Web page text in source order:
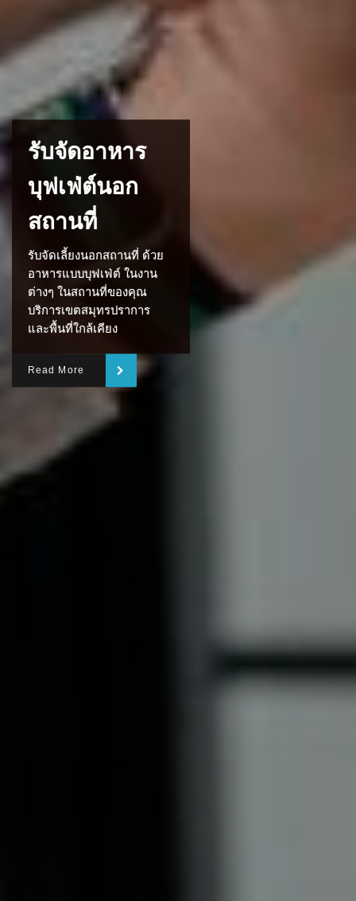
รับจัดอาหาร
บุฟเฟ่ต์นอก
สถานที่
รับจัดเลี้ยงนอกสถานที่ ด้วย
อาหารแบบบุฟเฟ่ต์ ในงาน
ต่างๆ ในสถานที่ของคุณ
บริการเขตสมุทรปราการ
และพื้นที่ใกล้เคียง
Read More